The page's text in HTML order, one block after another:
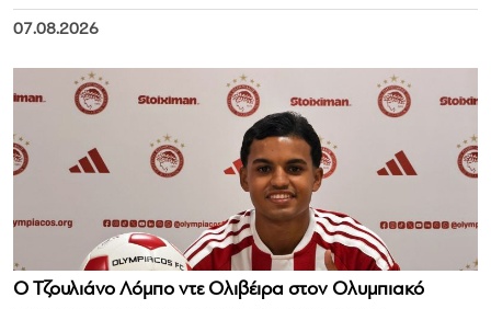
07.08.2026
Ο Τζουλιάνο Λόμπο ντε Ολιβέιρα στον Ολυμπιακό